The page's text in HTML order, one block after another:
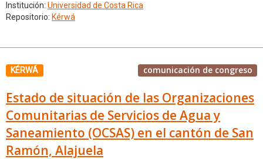
Institución: Universidad de Costa Rica
Repositorio: Kérwá
KÉRWÁ comunicación de congreso
Estado de situación de las Organizaciones
Comunitarias de Servicios de Agua y
Saneamiento (OCSAS) en el cantón de San
Ramón, Alajuela